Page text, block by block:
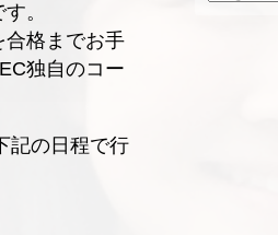
。
格までお手
独自のコー
記の日程で行